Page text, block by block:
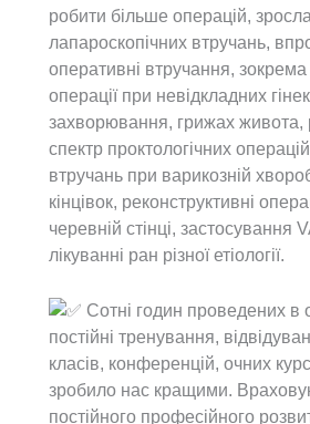
робити більше операцій,
лапароскопічних втручань,
оперативні втручання, зокрема
операції при невідкладних
захворювання, грижах живота,
спектр проктологічних
втручань при варикозній
кінцівок, реконструктивні
черевній стінці, застосування
лікуванні ран різної етіології.
Сотні годин проведених в
постійні тренування,
класів, конференцій, очних
зробило нас кращими.
постійного професійного